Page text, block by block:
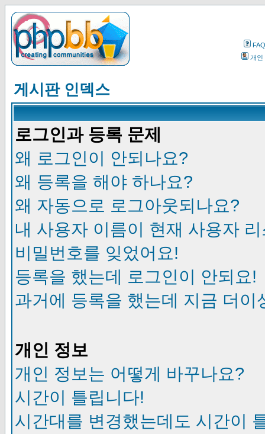
FAQ
개인
게시판 인덱스
로그인과 등록 문제
왜 로그인이 안되나요?
왜 등록을 해야 하나요?
왜 자동으로 로그아웃되나요?
내 사용자 이름이 현재 사용자
비밀번호를 잊었어요!
등록을 했는데 로그인이 안되요!
과거에 등록을 했는데 지금 더이
개인 정보
개인 정보는 어떻게 바꾸나요?
시간이 틀립니다!
시간대를 변경했는데도 시간이